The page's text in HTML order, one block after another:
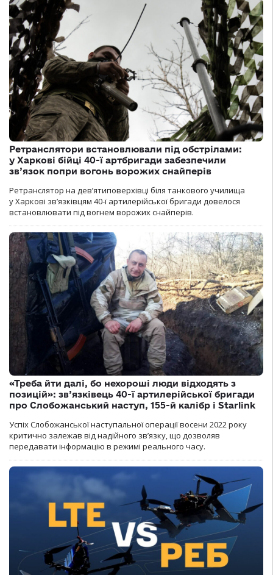
Ретранслятори встановлювали під обстрілами:
у Харкові бійці 40-ї артбригади забезпечили
зв’язок попри вогонь ворожих снайперів
Ретранслятор на дев’ятиповерхівці біля танкового училища
у Харкові зв’язківцям 40-ї артилерійської бригади довелося
встановлювати під вогнем ворожих снайперів.
«Треба йти далі, бо нехороші люди відходять з
позицій»: зв’язківець 40-ї артилерійської бригади
про Слобожанський наступ, 155-й калібр і Starlink
Успіх Слобожанської наступальної операції восени 2022 року
критично залежав від надійного зв’язку, що дозволяв
передавати інформацію в режимі реального часу.